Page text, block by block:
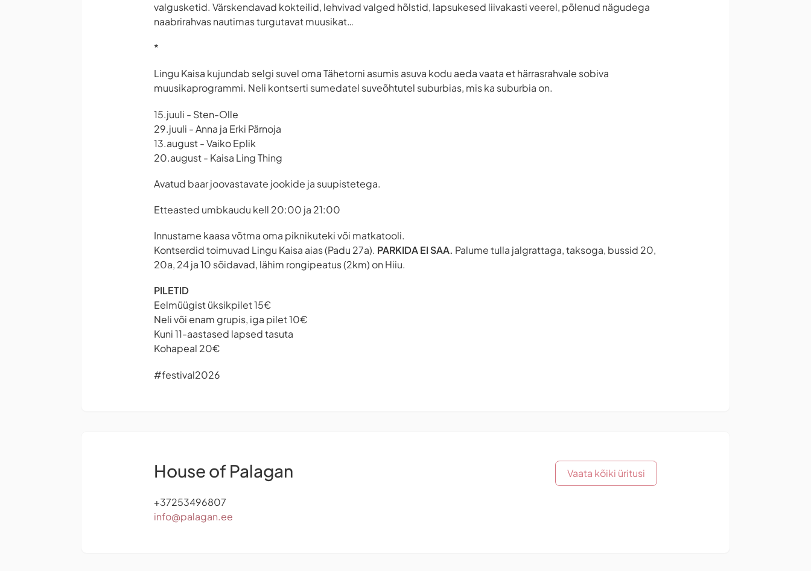
valgusketid. Värskendavad kokteilid, lehvivad valged hõlstid, lapsukesed liivakasti veerel, põlenud nägudega
naabrirahvas nautimas turgutavat muusikat…
*
Lingu Kaisa kujundab selgi suvel oma Tähetorni asumis asuva kodu aeda vaata et härrasrahvale sobiva
muusikaprogrammi. Neli kontserti sumedatel suveõhtutel suburbias, mis ka suburbia on.
15.juuli - Sten-Olle
29.juuli - Anna ja Erki Pärnoja
13.august - Vaiko Eplik
20.august - Kaisa Ling Thing
Avatud baar joovastavate jookide ja suupistetega.
Etteasted umbkaudu kell 20:00 ja 21:00
Innustame kaasa võtma oma piknikuteki või matkatooli.
Kontserdid toimuvad Lingu Kaisa aias (Padu 27a). PARKIDA EI SAA. Palume tulla jalgrattaga, taksoga, bussid 20,
20a, 24 ja 10 sõidavad, lähim rongipeatus (2km) on Hiiu.
PILETID
Eelmüügist üksikpilet 15€
Neli või enam grupis, iga pilet 10€
Kuni 11-aastased lapsed tasuta
Kohapeal 20€
#festival2026
House of Palagan
+37253496807
info@palagan.ee
Vaata kõiki üritusi